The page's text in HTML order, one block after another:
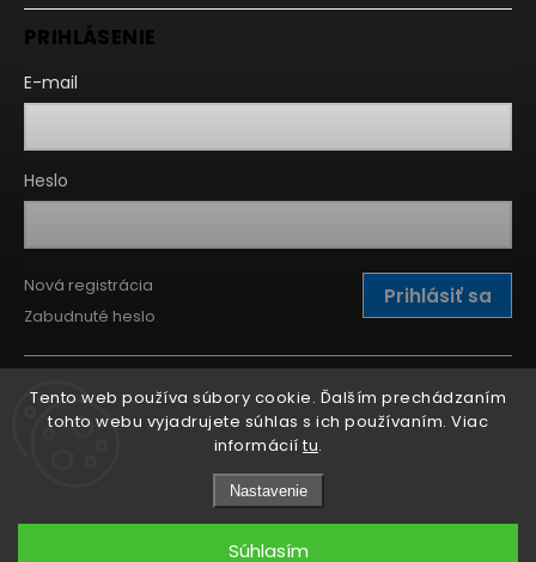
Tento web používa súbory cookie. Ďalším prechádzaním
tohto webu vyjadrujete súhlas s ich používaním. Viac
informácií tu.
Nastavenie
Súhlasím
PRIHLÁSENIE
E-mail
Heslo
Prihlásiť sa
Nová registrácia
Zabudnuté heslo